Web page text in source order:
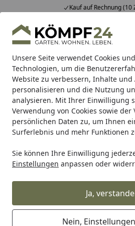
Unsere Seite verwendet Cookies
Technologien, um die
Website zu verbessern, Inhalte und
personalisieren und die Nutzung
analysieren. Mit Ihrer Einwilligung
Verwendung von Cookies sowie
persönlichen Daten zu, um Ihnen
Surferlebnis und mehr Funktionen
Sie können Ihre Einwilligung
Einstellungen anpassen oder
Ja,
Nein,
Kauf auf Rechnung (10
Alle Produkte
Mein Konto
Suchen
Startseite
Auto & Zweirad
Wowow
Stück